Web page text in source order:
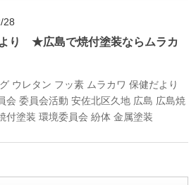
28
り ★広島で焼付塗装ならムラカ
ウレタン フッ素 ムラカワ 保健だより
会 委員会活動 安佐北区久地 広島 広島焼
付塗装 環境委員会 紛体 金属塗装